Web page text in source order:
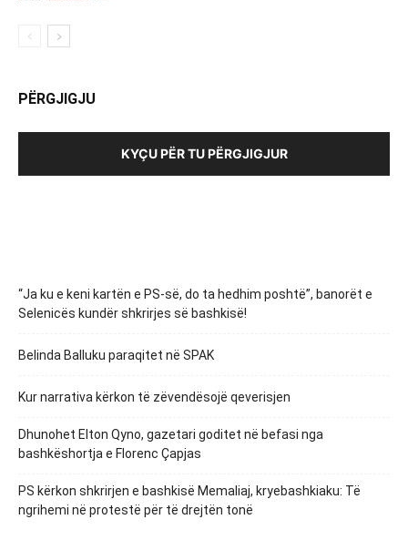
PËRGJIGJU
KYÇU PËR TU PËRGJIGJUR
“Ja ku e keni kartën e PS-së, do ta hedhim poshtë”, banorët e
Selenicës kundër shkrirjes së bashkisë!
Belinda Balluku paraqitet në SPAK
Kur narrativa kërkon të zëvendësojë qeverisjen
Dhunohet Elton Qyno, gazetari goditet në befasi nga
bashkëshortja e Florenc Çapjas
PS kërkon shkrirjen e bashkisë Memaliaj, kryebashkiaku: Të
ngrihemi në protestë për të drejtën tonë